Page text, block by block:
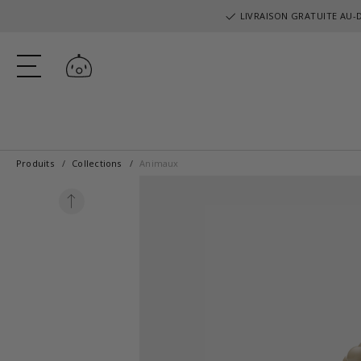
LIVRAISON GRATUITE AU-
Se connecter
Produits Collections Animaux